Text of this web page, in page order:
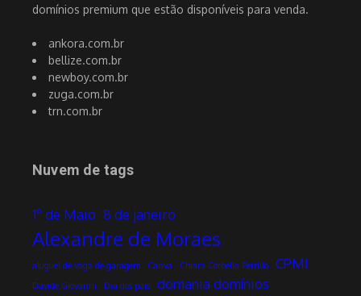
domínios premium que estão disponíveis para venda.
ankora.com.br
bellize.com.br
newboy.com.br
zuga.com.br
trn.com.br
Nuvem de tags
1º de Maio 8 de janeiro
Alexandre de Moraes
aluguel de vaga de garagem Canva Chiara Corbella Petrillo CPMI
Davide Giovanni Dia dos pais domania domínios